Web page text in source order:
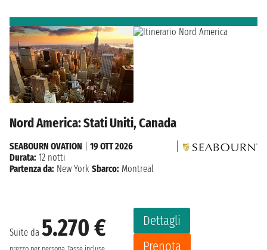
Nord America: Stati Uniti, Canada
Suite da 5.270 €
Dettagli
Prenota
SEABOURN OVATION
19 OTT 2026
Durata: 12 notti
Partenza da: New York Sbarco: Montreal